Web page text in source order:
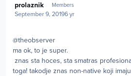
prolaznik Members
September 9, 20196 yr
@theobserver
ma ok, to je super.
znas sta hoces, sta smatras
toga! takodje znas non-native koji